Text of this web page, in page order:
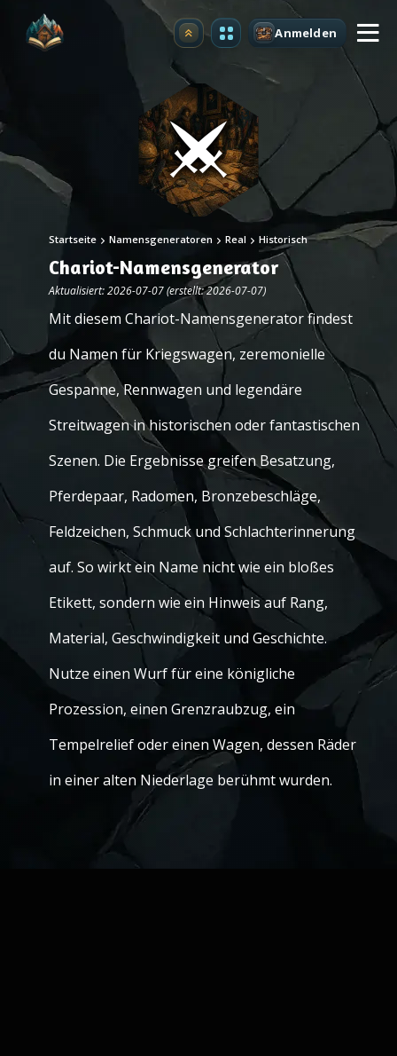
Upgrade Anmelden
Startseite Namensgeneratoren Real Historisch
Chariot-Namensgenerator
Aktualisiert: 2026-07-07 (erstellt: 2026-07-07)
Mit diesem Chariot-Namensgenerator findest
du Namen für Kriegswagen, zeremonielle
Gespanne, Rennwagen und legendäre
Streitwagen in historischen oder fantastischen
Szenen. Die Ergebnisse greifen Besatzung,
Pferdepaar, Radomen, Bronzebeschläge,
Feldzeichen, Schmuck und Schlachterinnerung
auf. So wirkt ein Name nicht wie ein bloßes
Etikett, sondern wie ein Hinweis auf Rang,
Material, Geschwindigkeit und Geschichte.
Nutze einen Wurf für eine königliche
Prozession, einen Grenzraubzug, ein
Tempelrelief oder einen Wagen, dessen Räder
in einer alten Niederlage berühmt wurden.